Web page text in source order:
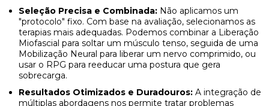
Seleção Precisa e Combinada: Não aplicamos um
"protocolo" fixo. Com base na avaliação, selecionamos as
terapias mais adequadas. Podemos combinar a Liberação
Miofascial para soltar um músculo tenso, seguida de uma
Mobilização Neural para liberar um nervo comprimido, ou
usar o RPG para reeducar uma postura que gera
sobrecarga.
Resultados Otimizados e Duradouros: A integração de
múltiplas abordagens nos permite tratar problemas